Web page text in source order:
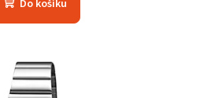
5
hvězdiček.
Do košíku